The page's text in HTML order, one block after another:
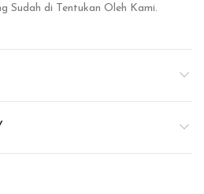
Sudah di Tentukan Oleh Kami.